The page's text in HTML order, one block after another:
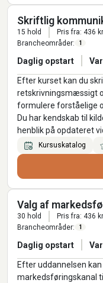
Skriftlig
15 hold Pris fra: 436
Brancheområder:
1
Daglig opstart
Efter kurset kan du
retskrivningsmæssigt
formulere forståelige
Du har kendskab til
henblik på opdateret
Kursuskatalog
Valg af
30 hold Pris fra: 436
Brancheområder:
1
Daglig opstart
Efter uddannelsen
markedsføringskanal